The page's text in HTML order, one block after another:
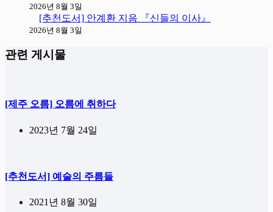
2026년 8월 3일
[추천도서] 안계환 지음 『신들의 이사』
2026년 8월 3일
관련 게시물
[제주 오름] 오름에 취하다
2023년 7월 24일
[추천도서] 예술의 주름들
2021년 8월 30일